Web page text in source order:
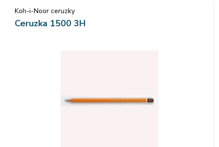
Koh-i-Noor ceruzky
Ceruzka 1500 3H